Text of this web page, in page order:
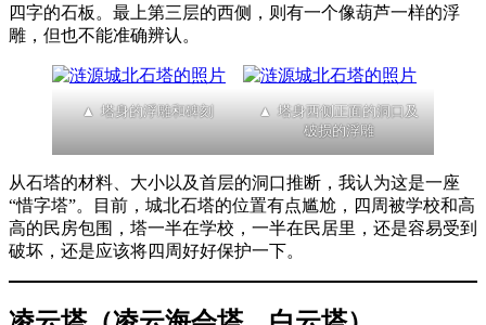
四字的石板。最上第三层的西侧，则有一个像葫芦一样的浮
雕，但也不能准确辨认。
塔身的浮雕和碑刻
塔身西侧正面的洞口及
破损的浮雕
从石塔的材料、大小以及首层的洞口推断，我认为这是一座
“惜字塔”。目前，城北石塔的位置有点尴尬，四周被学校和高
高的民房包围，塔一半在学校，一半在民居里，还是容易受到
破坏，还是应该将四周好好保护一下。